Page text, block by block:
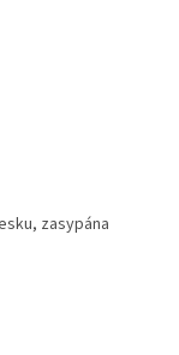
zasypána